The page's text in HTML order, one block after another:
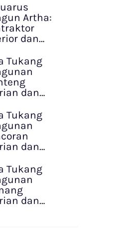
Artha:
dan…
Tukang
dan…
Tukang
dan…
Tukang
dan…